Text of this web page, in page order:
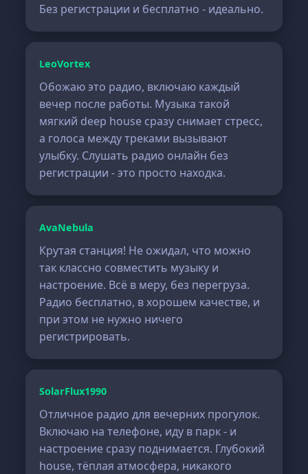
Без регистрации и бесплатно - идеально.
LeoVortex
Обожаю это радио, включаю каждый
вечер после работы. Музыка такой
мягкий deep house сразу снимает стресс,
а голоса между треками вызывают
улыбку. Слушать радио онлайн без
регистрации - это просто находка.
AvaNebula
Крутая станция! Не ожидал, что можно
так классно совместить музыку и
настроение. Всё в меру, без перегруза.
Радио бесплатно, в хорошем качестве, и
при этом не нужно ничего
регистрировать.
SolarFlux1990
Отличное радио для вечерних прогулок.
Включаю на телефоне, иду в парк - и
настроение сразу поднимается. Глубокий
house, тёплая атмосфера, никакого